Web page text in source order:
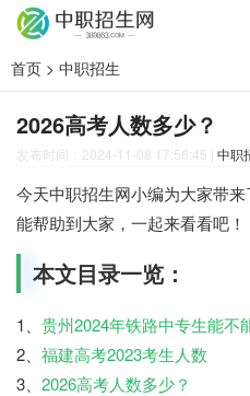
首页 > 中职招生
2026高考人数多少？
发布时间：2024-11-08 17:56:45 | 中职
今天中职招生网小编为大家带
能帮助到大家，一起来看看吧！
本文目录一览：
1、 贵州2024年铁路中专生能不
2、 福建高考2023考生人数
3、 2026高考人数多少？